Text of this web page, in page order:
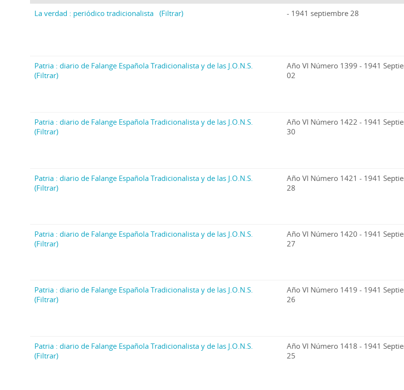
La verdad : periódico tradicionalista (Filtrar) - 1941 septiembre 28
Patria : diario de Falange Española Tradicionalista y de las J.O.N.S.
(Filtrar)
Año VI Número 1399 - 1941
02
Patria : diario de Falange Española Tradicionalista y de las J.O.N.S.
(Filtrar)
Año VI Número 1422 - 1941
30
Patria : diario de Falange Española Tradicionalista y de las J.O.N.S.
(Filtrar)
Año VI Número 1421 - 1941
28
Patria : diario de Falange Española Tradicionalista y de las J.O.N.S.
(Filtrar)
Año VI Número 1420 - 1941
27
Patria : diario de Falange Española Tradicionalista y de las J.O.N.S.
(Filtrar)
Año VI Número 1419 - 1941
26
Patria : diario de Falange Española Tradicionalista y de las J.O.N.S.
(Filtrar)
Año VI Número 1418 - 1941
25